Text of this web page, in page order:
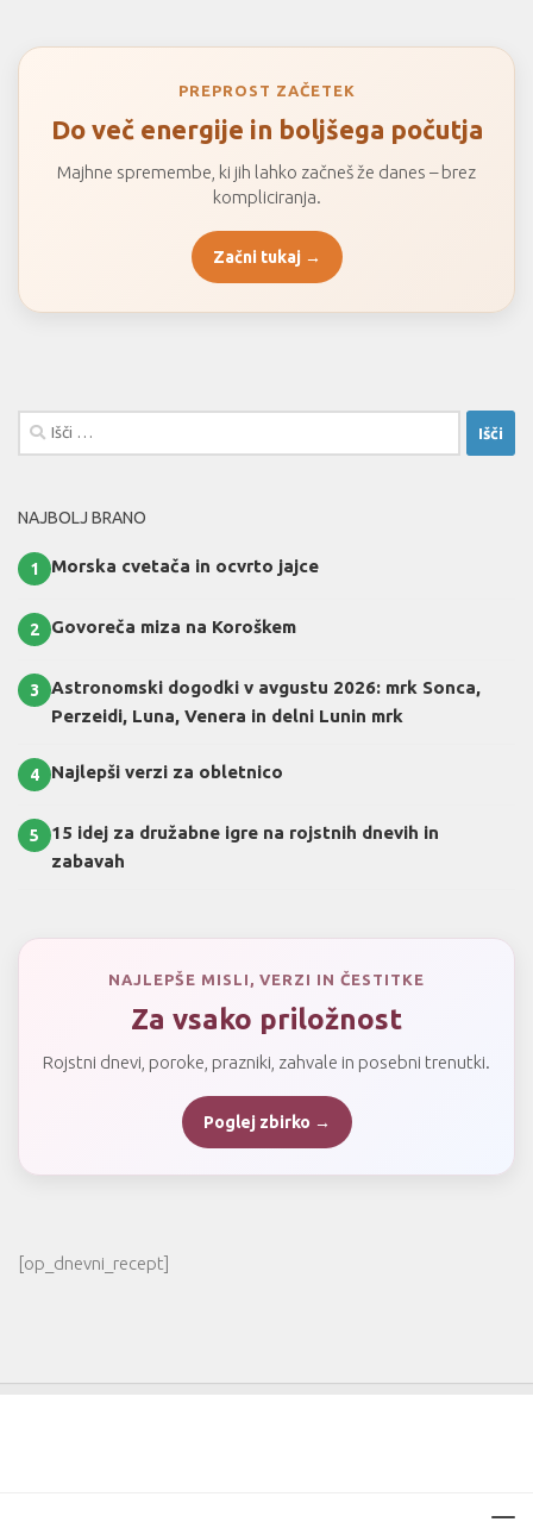
PREPROST ZAČETEK
Do več energije in boljšega počutja
Majhne spremembe, ki jih lahko začneš že danes – brez
kompliciranja.
Začni tukaj →
Išči:
NAJBOLJ BRANO
1 Morska cvetača in ocvrto jajce
2 Govoreča miza na Koroškem
3
Astronomski dogodki v avgustu 2026: mrk Sonca,
Perzeidi, Luna, Venera in delni Lunin mrk
4 Najlepši verzi za obletnico
5
15 idej za družabne igre na rojstnih dnevih in
zabavah
NAJLEPŠE MISLI, VERZI IN ČESTITKE
Za vsako priložnost
Rojstni dnevi, poroke, prazniki, zahvale in posebni trenutki.
Poglej zbirko →
[op_dnevni_recept]